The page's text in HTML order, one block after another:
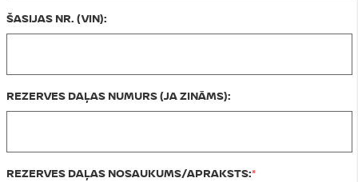
ŠASIJAS NR. (VIN):
REZERVES DAĻAS NUMURS (JA ZINĀMS):
REZERVES DAĻAS NOSAUKUMS/APRAKSTS: